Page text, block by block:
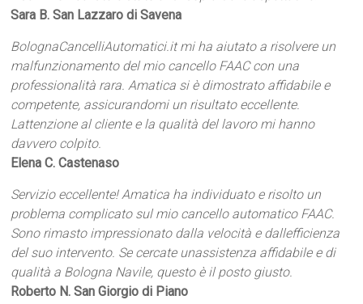
Sara B. San Lazzaro di Savena
BolognaCancelliAutomatici.it mi ha aiutato a risolvere un
malfunzionamento del mio cancello FAAC con una
professionalità rara. Amatica si è dimostrato affidabile e
competente, assicurandomi un risultato eccellente.
Lattenzione al cliente e la qualità del lavoro mi hanno
davvero colpito.
Elena C. Castenaso
Servizio eccellente! Amatica ha individuato e risolto un
problema complicato sul mio cancello automatico FAAC.
Sono rimasto impressionato dalla velocità e dallefficienza
del suo intervento. Se cercate unassistenza affidabile e di
qualità a Bologna Navile, questo è il posto giusto.
Roberto N. San Giorgio di Piano